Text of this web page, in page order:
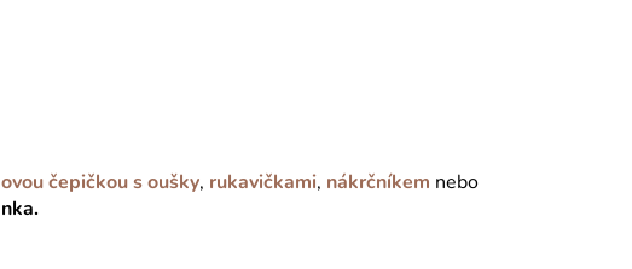
čepičkou s oušky, rukavičkami, nákrčníkem nebo